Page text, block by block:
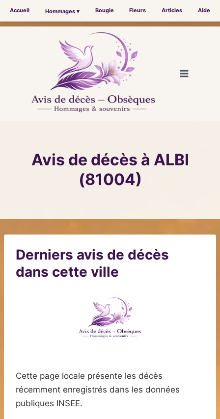
Accueil Hommages ▾ Bougie Fleurs Articles Aide
Avis de décès à ALBI
(81004)
Derniers avis de décès
dans cette ville
Cette page locale présente les décès
récemment enregistrés dans les données
publiques INSEE.